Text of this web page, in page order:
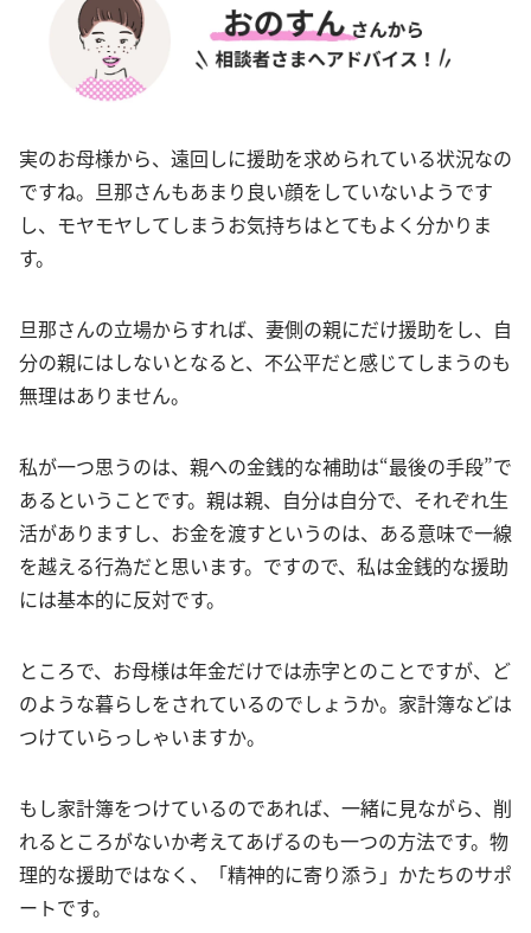
実のお母様から、遠回しに援助を求められている状況なの
ですね。旦那さんもあまり良い顔をしていないようです
し、モヤモヤしてしまうお気持ちはとてもよく分かりま
す。
旦那さんの立場からすれば、妻側の親にだけ援助をし、自
分の親にはしないとなると、不公平だと感じてしまうのも
無理はありません。
私が一つ思うのは、親への金銭的な補助は“最後の手段”で
あるということです。親は親、自分は自分で、それぞれ生
活がありますし、お金を渡すというのは、ある意味で一線
を越える行為だと思います。ですので、私は金銭的な援助
には基本的に反対です。
ところで、お母様は年金だけでは赤字とのことですが、ど
のような暮らしをされているのでしょうか。家計簿などは
つけていらっしゃいますか。
もし家計簿をつけているのであれば、一緒に見ながら、削
れるところがないか考えてあげるのも一つの方法です。物
理的な援助ではなく、「精神的に寄り添う」かたちのサポ
ートです。